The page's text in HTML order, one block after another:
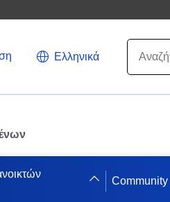
Ελληνικά
Community